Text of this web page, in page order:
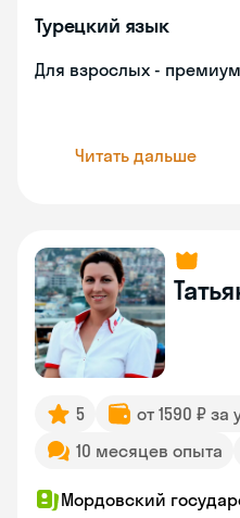
Турецкий язык
Для взрослых - премиум
Читать дальше
5
от 1590 ₽ за
10 месяцев опыта
Мордовский